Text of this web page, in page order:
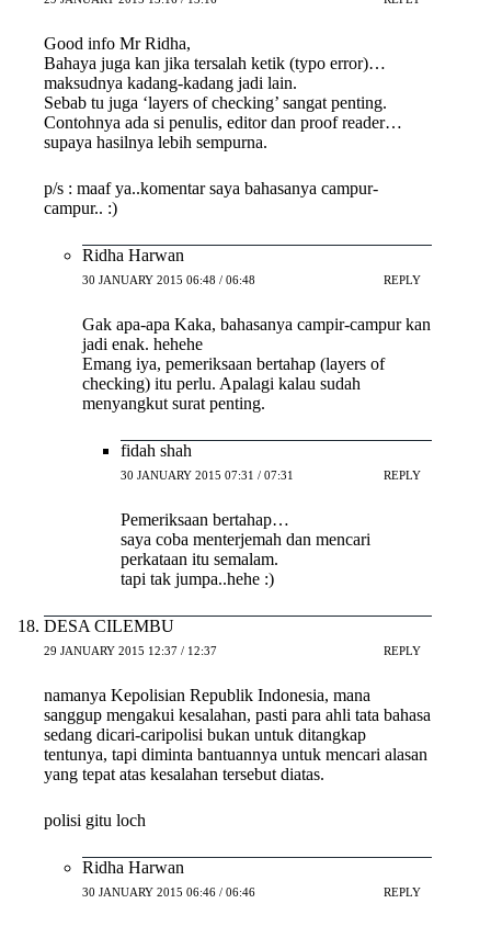
Good info Mr Ridha,
Bahaya juga kan jika tersalah ketik (typo error)…
maksudnya kadang-kadang jadi lain.
Sebab tu juga ‘layers of checking’ sangat penting.
Contohnya ada si penulis, editor dan proof reader…
supaya hasilnya lebih sempurna.
p/s : maaf ya..komentar saya bahasanya campur-
campur.. :)
Ridha Harwan
30 JANUARY 2015 06:48 / 06:48 REPLY
Gak apa-apa Kaka, bahasanya campir-campur kan
jadi enak. hehehe
Emang iya, pemeriksaan bertahap (layers of
checking) itu perlu. Apalagi kalau sudah
menyangkut surat penting.
fidah shah
30 JANUARY 2015 07:31 / 07:31 REPLY
Pemeriksaan bertahap…
saya coba menterjemah dan mencari
perkataan itu semalam.
tapi tak jumpa..hehe :)
DESA CILEMBU
29 JANUARY 2015 12:37 / 12:37 REPLY
namanya Kepolisian Republik Indonesia, mana
sanggup mengakui kesalahan, pasti para ahli tata bahasa
sedang dicari-caripolisi bukan untuk ditangkap
tentunya, tapi diminta bantuannya untuk mencari alasan
yang tepat atas kesalahan tersebut diatas.
polisi gitu loch
Ridha Harwan
30 JANUARY 2015 06:46 / 06:46 REPLY